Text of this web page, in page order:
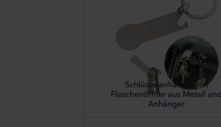
Schlüsselanhänger mit
Flaschenöffner aus Metall und
Anhänger